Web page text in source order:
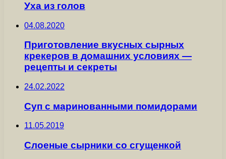
Уха из голов
04.08.2020
Приготовление вкусных сырных
крекеров в домашних условиях —
рецепты и секреты
24.02.2022
Суп с маринованными помидорами
11.05.2019
Слоеные сырники со сгущенкой